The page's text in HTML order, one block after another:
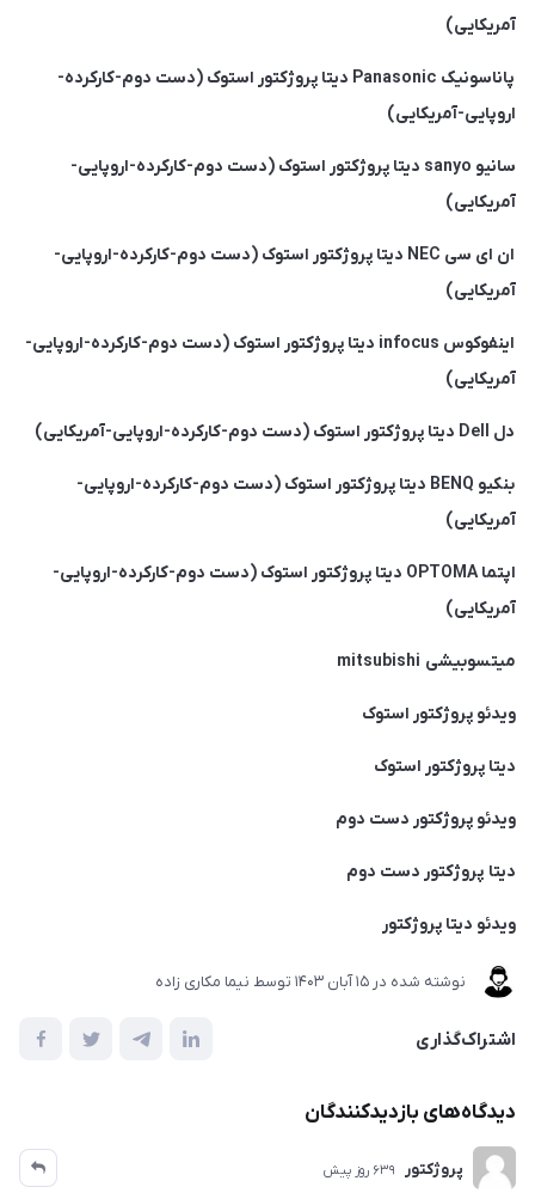
آمریکایی)
پاناسونیک Panasonic دیتا پروژکتور استوک (دست دوم-کارکرده-
اروپایی-آمریکایی)
سانیو sanyo دیتا پروژکتور استوک (دست دوم-کارکرده-اروپایی-
آمریکایی)
ان ای سی NEC دیتا پروژکتور استوک (دست دوم-کارکرده-اروپایی-
آمریکایی)
اینفوکوس infocus دیتا پروژکتور استوک (دست دوم-کارکرده-اروپایی-
آمریکایی)
دل Dell دیتا پروژکتور استوک (دست دوم-کارکرده-اروپایی-آمریکایی)
بنکیو BENQ دیتا پروژکتور استوک (دست دوم-کارکرده-اروپایی-
آمریکایی)
اپتما OPTOMA دیتا پروژکتور استوک (دست دوم-کارکرده-اروپایی-
آمریکایی)
میتسوبیشی mitsubishi
ویدئو پروژکتور استوک
دیتا پروژکتور استوک
ویدئو پروژکتور دست دوم
دیتا پروژکتور دست دوم
ویدئو دیتا پروژکتور
نوشته شده در 15 آبان 1403 توسط نیما مکاری زاده
اشتراک‌گذاری
دیدگاه‌های بازدیدکنندگان
پروژکتور 639 روز پیش